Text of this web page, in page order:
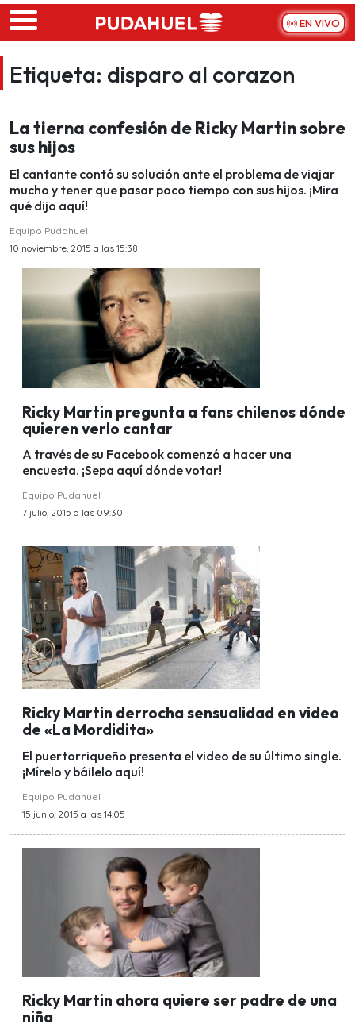
Skip to main content
EN VIVO
Etiqueta: disparo al corazon
La tierna confesión de Ricky Martin sobre
sus hijos
El cantante contó su solución ante el problema de viajar
mucho y tener que pasar poco tiempo con sus hijos. ¡Mira
qué dijo aquí!
Equipo Pudahuel
10 noviembre, 2015 a las 15:38
Ricky Martin pregunta a fans chilenos dónde
quieren verlo cantar
A través de su Facebook comenzó a hacer una
encuesta. ¡Sepa aquí dónde votar!
Equipo Pudahuel
7 julio, 2015 a las 09:30
Ricky Martin derrocha sensualidad en video
de «La Mordidita»
El puertorriqueño presenta el video de su último single.
¡Mírelo y báilelo aquí!
Equipo Pudahuel
15 junio, 2015 a las 14:05
Ricky Martin ahora quiere ser padre de una
niña